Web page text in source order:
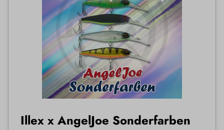
Illex x AngelJoe Sonderfarben